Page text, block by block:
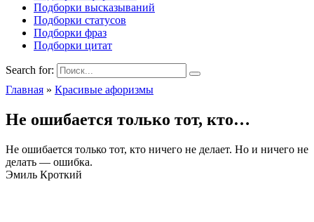
Подборки высказываний
Подборки статусов
Подборки фраз
Подборки цитат
Search for:
Главная » Красивые афоризмы
Не ошибается только тот, кто…
Не ошибается только тот, кто ничего не делает. Но и ничего не
делать — ошибка.
Эмиль Кроткий